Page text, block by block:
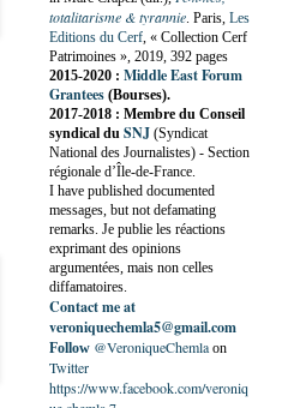
totalitarisme & tyrannie. Paris, Les
Editions du Cerf, « Collection Cerf
Patrimoines », 2019, 392 pages
2015-2020 : Middle East Forum
Grantees (Bourses).
2017-2018 : Membre du Conseil
syndical du SNJ (Syndicat
National des Journalistes) - Section
régionale d’Île-de-France.
I have published documented
messages, but not defamating
remarks. Je publie les réactions
exprimant des opinions
argumentées, mais non celles
diffamatoires.
Contact me at
veroniquechemla5@gmail.com
Follow @VeroniqueChemlaon
Twitter
https://www.facebook.com/veroniq